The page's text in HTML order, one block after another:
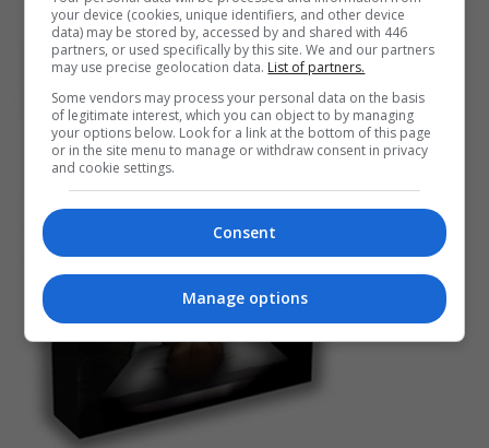
your device (cookies, unique identifiers, and other device
data) may be stored by, accessed by and shared with 446
partners, or used specifically by this site. We and our partners
may use precise geolocation data. List of partners.
Some vendors may process your personal data on the basis
of legitimate interest, which you can object to by managing
your options below. Look for a link at the bottom of this page
or in the site menu to manage or withdraw consent in privacy
and cookie settings.
Consent
Manage options